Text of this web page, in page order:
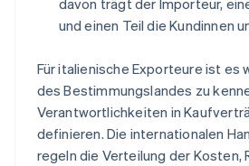
und einen Teil die Kundinnen
Für italienische Exporteure ist es
des Bestimmungslandes zu
Verantwortlichkeiten in
definieren. Die internationalen
regeln die Verteilung der Kosten,